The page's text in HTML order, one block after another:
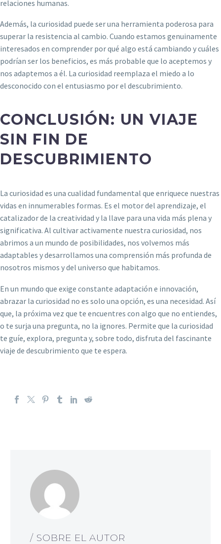
relaciones humanas.
Además, la curiosidad puede ser una herramienta poderosa para
superar la resistencia al cambio. Cuando estamos genuinamente
interesados en comprender por qué algo está cambiando y cuáles
podrían ser los beneficios, es más probable que lo aceptemos y
nos adaptemos a él. La curiosidad reemplaza el miedo a lo
desconocido con el entusiasmo por el descubrimiento.
CONCLUSIÓN: UN VIAJE
SIN FIN DE
DESCUBRIMIENTO
La curiosidad es una cualidad fundamental que enriquece nuestras
vidas en innumerables formas. Es el motor del aprendizaje, el
catalizador de la creatividad y la llave para una vida más plena y
significativa. Al cultivar activamente nuestra curiosidad, nos
abrimos a un mundo de posibilidades, nos volvemos más
adaptables y desarrollamos una comprensión más profunda de
nosotros mismos y del universo que habitamos.
En un mundo que exige constante adaptación e innovación,
abrazar la curiosidad no es solo una opción, es una necesidad. Así
que, la próxima vez que te encuentres con algo que no entiendes,
o te surja una pregunta, no la ignores. Permite que la curiosidad
te guíe, explora, pregunta y, sobre todo, disfruta del fascinante
viaje de descubrimiento que te espera.
/ SOBRE EL AUTOR